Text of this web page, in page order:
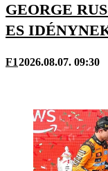
GEORGE
ES
F12026.08.07. 09:30